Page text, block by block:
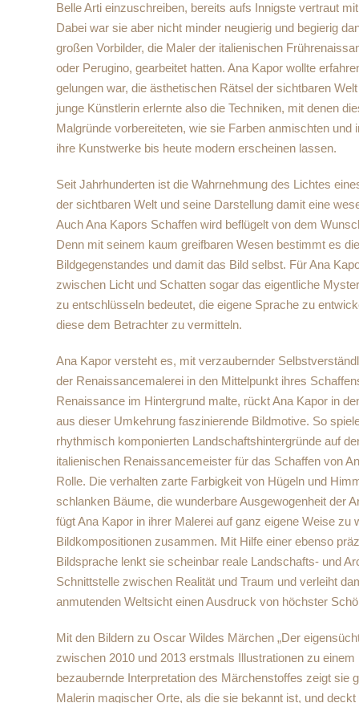
Belle Arti einzuschreiben, bereits aufs Innigste vertraut
Dabei war sie aber nicht minder neugierig und begierig
großen Vorbilder, die Maler der italienischen
oder Perugino, gearbeitet hatten. Ana Kapor wollte
gelungen war, die ästhetischen Rätsel der sichtbaren
junge Künstlerin erlernte also die Techniken, mit denen
Malgründe vorbereiteten, wie sie Farben anmischten und
ihre Kunstwerke bis heute modern erscheinen lassen.
Seit Jahrhunderten ist die Wahrnehmung des Lichtes
der sichtbaren Welt und seine Darstellung damit eine
Auch Ana Kapors Schaffen wird beflügelt von dem
Denn mit seinem kaum greifbaren Wesen bestimmt es
Bildgegenstandes und damit das Bild selbst. Für Ana
zwischen Licht und Schatten sogar das eigentliche
zu entschlüsseln bedeutet, die eigene Sprache zu
diese dem Betrachter zu vermitteln.
Ana Kapor versteht es, mit verzaubernder
der Renaissancemalerei in den Mittelpunkt ihres
Renaissance im Hintergrund malte, rückt Ana Kapor in
aus dieser Umkehrung faszinierende Bildmotive. So
rhythmisch komponierten Landschaftshintergründe auf
italienischen Renaissancemeister für das Schaffen von
Rolle. Die verhalten zarte Farbigkeit von Hügeln und
schlanken Bäume, die wunderbare Ausgewogenheit der
fügt Ana Kapor in ihrer Malerei auf ganz eigene Weise zu
Bildkompositionen zusammen. Mit Hilfe einer ebenso
Bildsprache lenkt sie scheinbar reale Landschafts- und
Schnittstelle zwischen Realität und Traum und verleiht
anmutenden Weltsicht einen Ausdruck von höchster
Mit den Bildern zu Oscar Wildes Märchen „Der
zwischen 2010 und 2013 erstmals Illustrationen zu
bezaubernde Interpretation des Märchenstoffes zeigt sie
Malerin magischer Orte, als die sie bekannt ist, und